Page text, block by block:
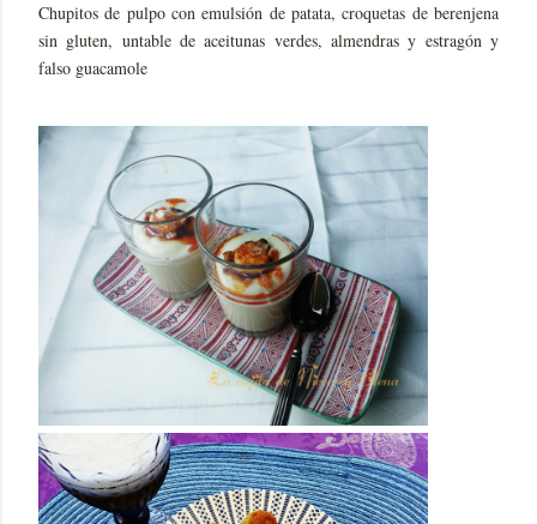
Chupitos de pulpo con emulsión de patata, croquetas de berenjena
sin gluten, untable de aceitunas verdes, almendras y estragón y
falso guacamole